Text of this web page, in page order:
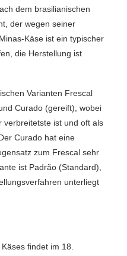
dem brasilianischen
der wegen seiner
Käse ist ein typischer
die Herstellung ist
Varianten Frescal
Curado (gereift), wobei
verbreitetste ist und oft als
Curado hat eine
zum Frescal sehr
ist Padrão (Standard),
unterliegt
findet im 18.